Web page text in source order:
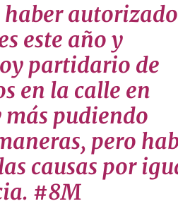
haber autorizado
este año y
partidario de
en la calle en
pudiendo
pero
causas por
#8M